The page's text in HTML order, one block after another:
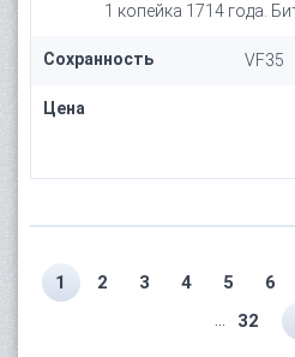
1 копейка 1714 года.
Сохранность VF35
Цена
1 2 3 4 5 6
32